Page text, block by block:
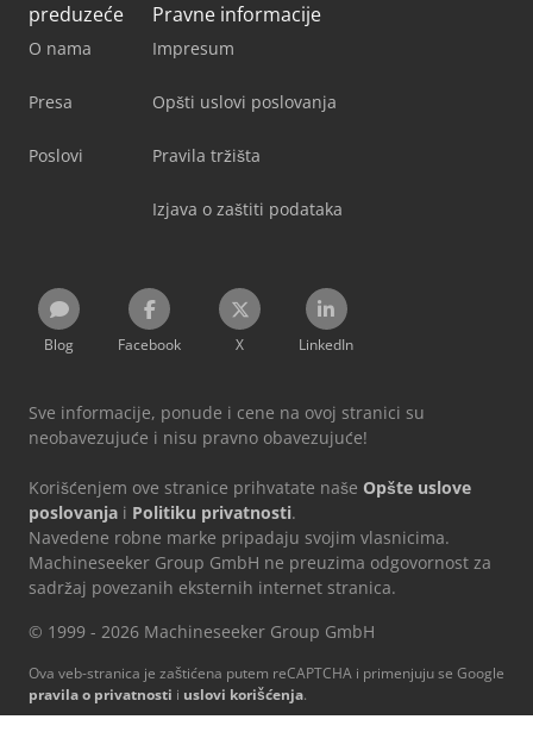
preduzeće
O nama
Presa
Poslovi
Pravne informacije
Impresum
Opšti uslovi poslovanja
Pravila tržišta
Izjava o zaštiti podataka
Blog Facebook X LinkedIn
Sve informacije, ponude i cene na ovoj stranici su
neobavezujuće i nisu pravno obavezujuće!
Korišćenjem ove stranice prihvatate naše Opšte uslove
poslovanja i Politiku privatnosti.
Navedene robne marke pripadaju svojim vlasnicima.
Machineseeker Group GmbH ne preuzima odgovornost za
sadržaj povezanih eksternih internet stranica.
© 1999 - 2026 Machineseeker Group GmbH
Ova veb-stranica je zaštićena putem reCAPTCHA i primenjuju se Google
pravila o privatnosti i uslovi korišćenja.